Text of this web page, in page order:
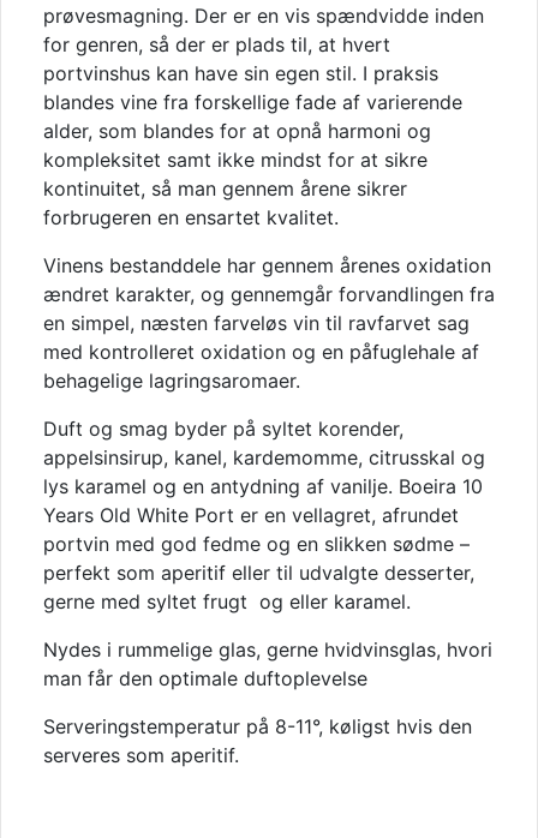
prøvesmagning. Der er en vis spændvidde inden
for genren, så der er plads til, at hvert
portvinshus kan have sin egen stil. I praksis
blandes vine fra forskellige fade af varierende
alder, som blandes for at opnå harmoni og
kompleksitet samt ikke mindst for at sikre
kontinuitet, så man gennem årene sikrer
forbrugeren en ensartet kvalitet.
Vinens bestanddele har gennem årenes oxidation
ændret karakter, og gennemgår forvandlingen fra
en simpel, næsten farveløs vin til ravfarvet sag
med kontrolleret oxidation og en påfuglehale af
behagelige lagringsaromaer.
Duft og smag byder på syltet korender,
appelsinsirup, kanel, kardemomme, citrusskal og
lys karamel og en antydning af vanilje. Boeira 10
Years Old White Port er en vellagret, afrundet
portvin med god fedme og en slikken sødme –
perfekt som aperitif eller til udvalgte desserter,
gerne med syltet frugt og eller karamel.
Nydes i rummelige glas, gerne hvidvinsglas, hvori
man får den optimale duftoplevelse
Serveringstemperatur på 8-11°, køligst hvis den
serveres som aperitif.